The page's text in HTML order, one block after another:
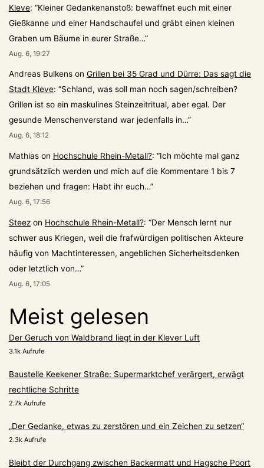
Kleve: “Kleiner Gedankenanstoß: bewaffnet euch mit einer
Gießkanne und einer Handschaufel und gräbt einen kleinen
Graben um Bäume in eurer Straße…”
Aug. 6, 19:27
Andreas Bulkens on Grillen bei 35 Grad und Dürre: Das sagt die
Stadt Kleve: “Schland, was soll man noch sagen/schreiben?
Grillen ist so ein maskulines Steinzeitritual, aber egal. Der
gesunde Menschenverstand war jedenfalls in…”
Aug. 6, 18:12
Mathias on Hochschule Rhein-Metall?: “Ich möchte mal ganz
grundsätzlich werden und mich auf die Kommentare 1 bis 7
beziehen und fragen: Habt ihr euch…”
Aug. 6, 17:56
Steez on Hochschule Rhein-Metall?: “Der Mensch lernt nur
schwer aus Kriegen, weil die frafwürdigen politischen Akteure
häufig von Machtinteressen, angeblichen Sicherheitsdenken
oder letztlich von…”
Aug. 6, 17:05
Meist gelesen
Der Geruch von Waldbrand liegt in der Klever Luft
3.1k Aufrufe
Baustelle Keekener Straße: Supermarktchef verärgert, erwägt
rechtliche Schritte
2.7k Aufrufe
„Der Gedanke, etwas zu zerstören und ein Zeichen zu setzen“
2.3k Aufrufe
Bleibt der Durchgang zwischen Backermatt und Hagsche Poort